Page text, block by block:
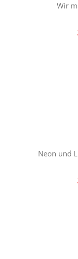
Wir
Neon und